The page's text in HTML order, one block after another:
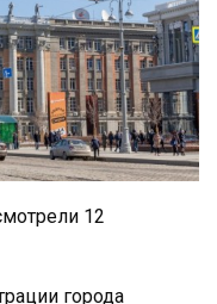
12
города